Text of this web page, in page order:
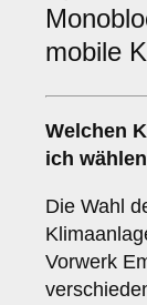
mobile
Welchen
ich
Die Wahl
Vorwerk